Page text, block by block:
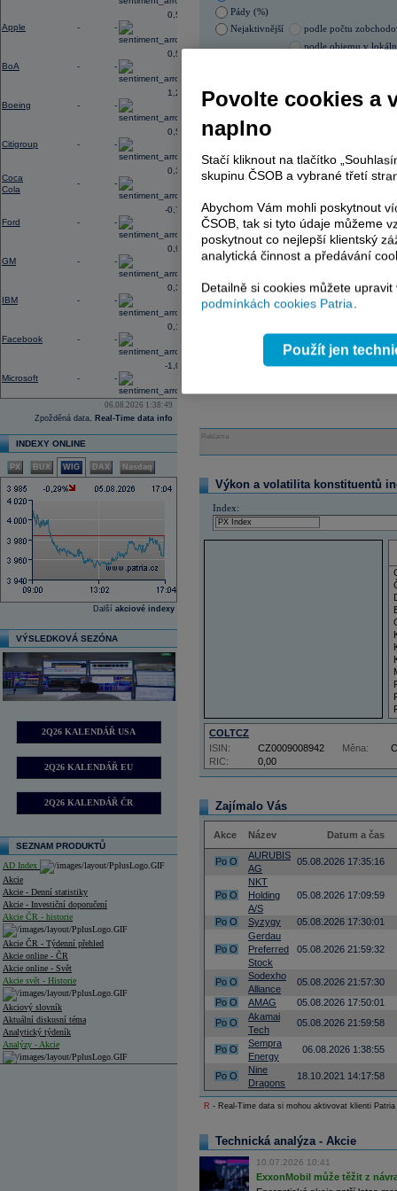
Apple - -
0,52
BoA - -
0,56
Boeing - -
1,28
Citigroup - -
0,56
Coca
Cola
- -
0,31
Ford - -
-0,77
GM - -
0,96
IBM - -
0,33
Facebook - -
0,14
Microsoft - -
-1,09
06.08.2026 1:38:49
Zpožděná data, Real-Time data info
INDEXY ONLINE
PX BUX WIG DAX Nasdaq
Další akciové indexy
VÝSLEDKOVÁ SEZÓNA
2Q26 KALENDÁŘ USA
2Q26 KALENDÁŘ EU
2Q26 KALENDÁŘ ČR
SEZNAM PRODUKTŮ
AD Index
Akcie
Akcie - Denní statistiky
Akcie - Investiční doporučení
Akcie ČR - historie
Akcie ČR - Týdenní přehled
Akcie online - ČR
Akcie online - Svět
Akcie svět - Historie
Akciový slovník
Aktuální diskusní téma
Analytický týdeník
Analýzy - Akcie
Pády (%)
Nejaktivnější
podle počtu
podle objemu v
PHILIP MORRIS ČR
AD index - vývoj
Region
select
Odeslat
Reklama
Výkon a volatilita konstituentů
Index:
COLTCZ
RIC: 0,00
ISIN: CZ0009008942 Měna:
Zajímalo Vás
Akce Název Datum a čas
Po O
AURUBIS
AG
05.08.2026 17:35:16
Po O
NKT
Holding
A/S
05.08.2026 17:09:59
Po O Syzygy 05.08.2026 17:30:01
Po O
Gerdau
Preferred
Stock
05.08.2026 21:59:32
Po O
Sodexho
Alliance
05.08.2026 21:57:30
Po O AMAG
05.08.2026 17:50:01
Po O
Akamai
Tech
05.08.2026 21:59:58
Po O
Sempra
Energy
06.08.2026 1:38:55
Po O
Nine
Dragons
18.10.2021 14:17:58
R - Real-Time data si mohou aktivovat klienti
Technická analýza - Akcie
10.07.2026 10:41
ExxonMobil může těžit z
Povolte cookies a
naplno
Stačí kliknout na tlačítko
skupinu ČSOB a vybrané třetí
Abychom Vám mohli poskytnout
ČSOB, tak si tyto údaje můžeme
poskytnout co nejlepší klientský
analytická činnost a předávání
Detailně si cookies můžete
podmínkách cookies Patria.
Použít jen